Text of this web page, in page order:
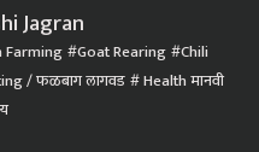
Jagran
Farming Goat Rearing Chili
/ फळबाग लागवड Health मानवी